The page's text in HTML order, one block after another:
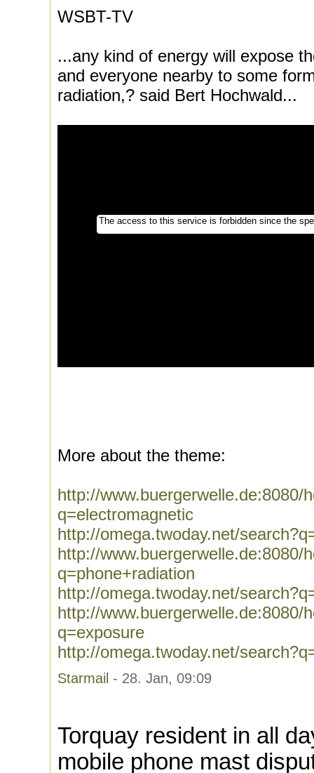
WSBT-TV
...any kind of energy will expose
and everyone nearby to some
radiation,? said Bert Hochwald...
More about the theme:
http://www.buergerwelle.de:8080/
q=electromagnetic
http://omega.twoday.net/
http://www.buergerwelle.de:8080/
q=phone+radiation
http://omega.twoday.net/
http://www.buergerwelle.de:8080/
q=exposure
http://omega.twoday.net/
Starmail - 28. Jan, 09:09
Torquay resident in all
mobile phone mast